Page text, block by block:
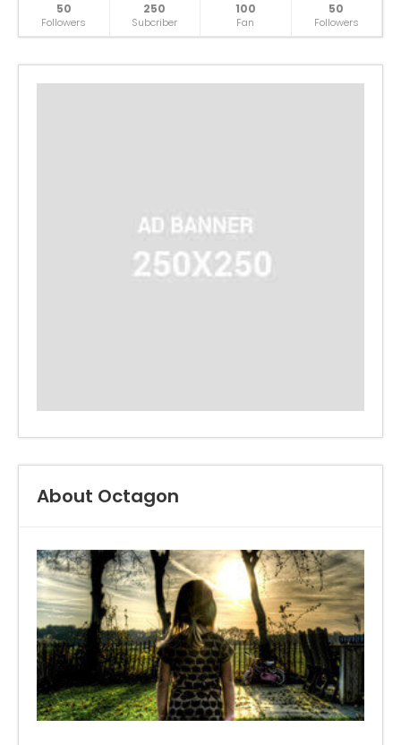
50
Followers
250
Subcriber
100
Fan
50
Followers
About Octagon